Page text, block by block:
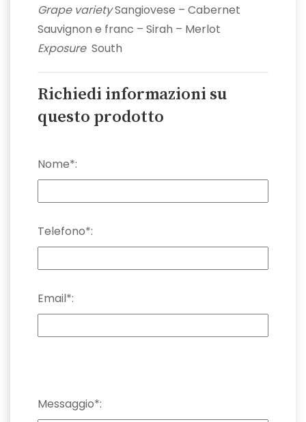
Grape varietySangiovese – Cabernet
Sauvignon e franc – Sirah – Merlot
ExposureSouth
Richiedi informazioni su
questo prodotto
Nome*:
Telefono*:
Email*:
Messaggio*: